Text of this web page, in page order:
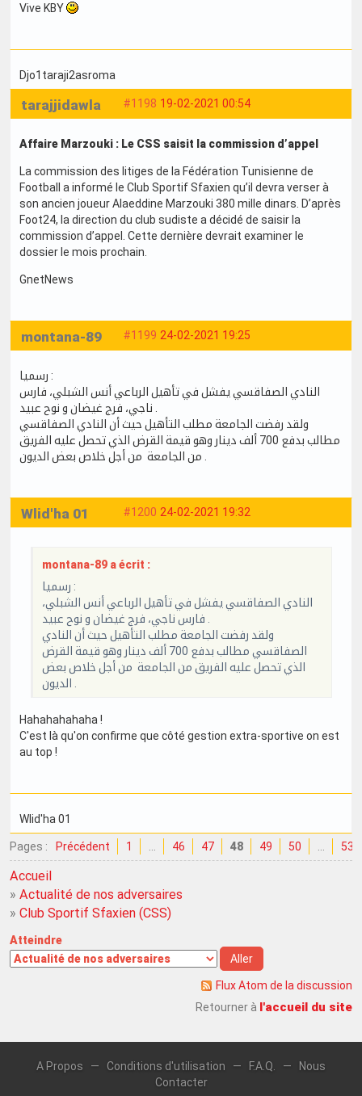
Vive KBY
Djo1taraji2asroma
#1198 19-02-2021 00:54
tarajjidawla
Affaire Marzouki : Le CSS saisit la commission d’appel
La commission des litiges de la Fédération Tunisienne de
Football a informé le Club Sportif Sfaxien qu’il devra verser à
son ancien joueur Alaeddine Marzouki 380 mille dinars. D’après
Foot24, la direction du club sudiste a décidé de saisir la
commission d’appel. Cette dernière devrait examiner le
dossier le mois prochain.
GnetNews
#1199 24-02-2021 19:25
montana-89
رسميا :
النادي الصفاقسي يفشل في تأهيل الرباعي أنس الشبلي، فارس
ولقد رفضت الجامعة مطلب التأهيل حيث أن النادي الصفاقسي
مطالب بدفع 700 ألف دينار وهو قيمة القرض الذي تحصل عليه الفريق
#1200 24-02-2021 19:32
Wlid'ha 01
montana-89 a écrit :
رسميا :
النادي الصفاقسي يفشل في تأهيل الرباعي أنس الشبلي،
ولقد رفضت الجامعة مطلب التأهيل حيث أن النادي
الصفاقسي مطالب بدفع 700 ألف دينار وهو قيمة القرض
الذي تحصل عليه الفريق من الجامعة من أجل خلاص بعض
Hahahahahaha !
C'est là qu'on confirme que côté gestion extra-sportive on est
au top !
Wlid'ha 01
Pages : Précédent 1 … 46 47 48 49 50 … 53
Accueil
» Actualité de nos adversaires
» Club Sportif Sfaxien (CSS)
Atteindre
Flux Atom de la discussion
Retourner à l'accueil du site
A Propos — Conditions d'utilisation — F.A.Q. —
Nous
Contacter